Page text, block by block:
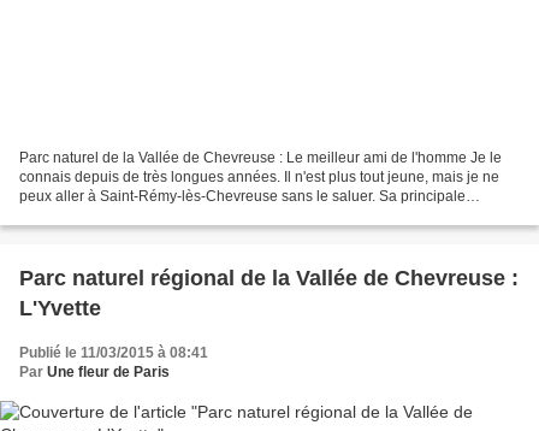
Parc naturel de la Vallée de Chevreuse : Le meilleur ami de l'homme Je le
connais depuis de très longues années. Il n'est plus tout jeune, mais je ne
peux aller à Saint-Rémy-lès-Chevreuse sans le saluer. Sa principale
Parc naturel régional de la Vallée de Chevreuse :
L'Yvette
Publié le 11/03/2015 à 08:41
Par Une fleur de Paris